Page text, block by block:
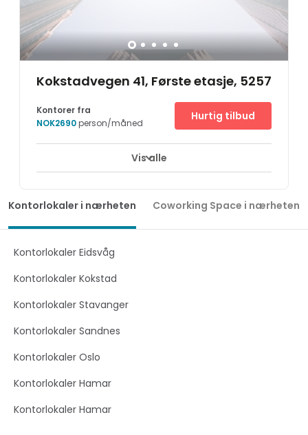
Kokstadvegen 41, Første etasje, 5257
Kontorer fra
NOK2690person/måned
Hurtig tilbud
Vis alle
Kontorlokaler i nærheten Coworking Space i nærheten
Kontorlokaler Eidsvåg
Kontorlokaler Kokstad
Kontorlokaler Stavanger
Kontorlokaler Sandnes
Kontorlokaler Oslo
Kontorlokaler Hamar
Kontorlokaler Hamar